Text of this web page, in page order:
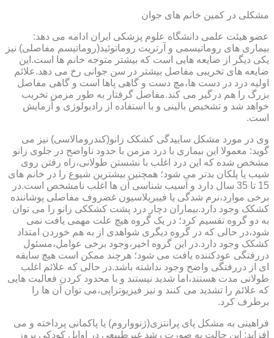
مشکلی در کمین خانم های جوان
عضو هیئت علمی دانشگاه علوم پزشکی ایران ادامه می دهد:
بیماری های روماتیسمی و آرتریت روماتوئید(روماتیسم مفاصلی) نیز
یکی دیگر از ضایعه هایی است که بیشتر متوجه خانم ها است.این
ضایعه های تخریبی مفاصل بیشتر در سن جوانی رخ می دهد.علائم
اولیه درد در دست ها،مچ دست و گاهی پاها است و گاهی مفاصل
بزرگ را هم درگیر می کند.مفاصل گرفتار به طور مزمن تخریب
خواهد شد و تشخیص بالینی و با استفاده از رادیولوژی و آزمایش
است.
وی در مورد مشکل ساییدگی کشکک زانو(کندرومالاسی) نیز می
گوید: معمولا این بیماری با درد مزمن با حدود ناواضح در جلوی زانو
مشخص شده که این درد اغلب با نشستن طولانی،راه رفتن روی
شیب یا پلکان بدتر می شود؛ همچنین بیشترین شیوع را در خانم های
15 تا 35 سال دارد و آسیب شناسی آن ها اغلب نامشخص است.در
برخی موارد،نرم شدگی یا فیبریلاسیون غضروف مفاصلی پوشاننده
کشکک وجود دارد.بیماران دچار درد پشت کشککی زانو را می توان
به دو گروه تقسیم کرد؛ در یک گروه هیچ علت مهمی یافت نمی
شود،در حالی که در گروه دیگری شواهدی از به هم خوردن امتداد
کشکک وجود دارد.در این گروه اخیر،وجود برخی عوامل،مسئول
دررفتگی عودکننده یافت می شود؛ هرچند ممکن است هیچ سابقه
ای از دررفتگی واضح وجود نداشته باشد.در حالی که علائم اغلب
طولانی مدت هستند،اما شدید نیستند و با محدود کردن فعالیت هایی
که علائم را تشدید می کنند و نیز فیزیوتراپی،می توان آن ها را
برطرف کرد.
فراهینی به مشکل پای پرانتزی(ژنوواروم) یا پاکمانی پرداخته و می
افزاید: این حالت به صورت رشد غیرطبیعی در اوایل کودکی بروز